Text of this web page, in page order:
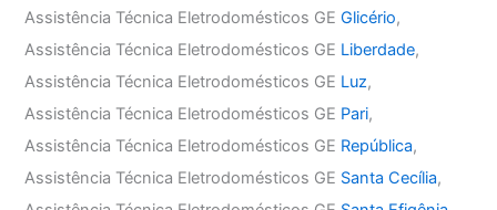
Assistência Técnica Eletrodomésticos GEGlicério,
Assistência Técnica Eletrodomésticos GE Liberdade,
Assistência Técnica Eletrodomésticos GE Luz,
Assistência Técnica Eletrodomésticos GE Pari,
Assistência Técnica Eletrodomésticos GE República,
Assistência Técnica Eletrodomésticos GE Santa Cecília,